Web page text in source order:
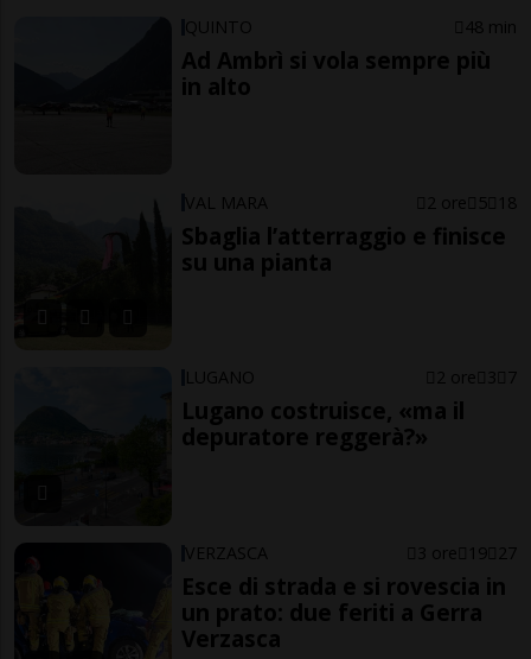
QUINTO 48 min
Ad Ambrì si vola sempre più
in alto
VAL MARA 2 ore 5 18
Sbaglia l’atterraggio e finisce
su una pianta
LUGANO 2 ore 3 7
Lugano costruisce, «ma il
depuratore reggerà?»
VERZASCA 3 ore 19 27
Esce di strada e si rovescia in
un prato: due feriti a Gerra
Verzasca